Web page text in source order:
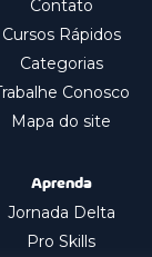
Contato
Cursos Rápidos
Categorias
Trabalhe Conosco
Mapa do site
Aprenda
Jornada Delta
Pro Skills